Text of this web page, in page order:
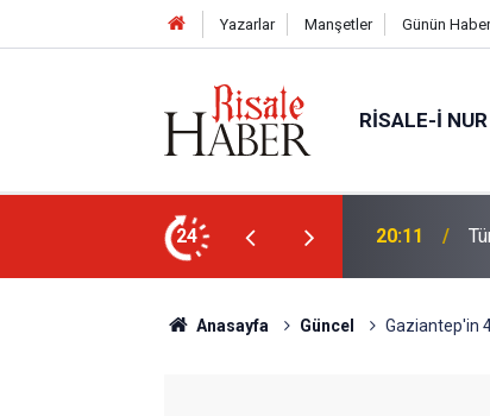
Yazarlar Manşetler Günün
RISALE-I NUR
24
Ortak Savunma Anlaşması imzaladı 16:14
Anasayfa Güncel Gaziantep'in